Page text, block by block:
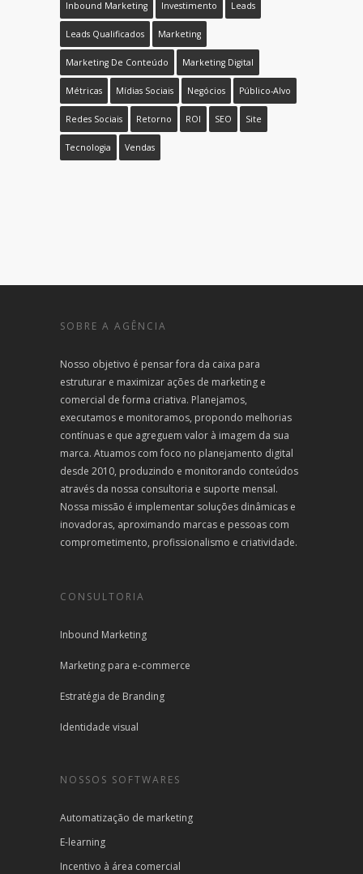
Inbound Marketing Investimento Leads
Leads Qualificados Marketing
Marketing De Conteúdo Marketing Digital
Métricas Mídias Sociais Negócios Público-Alvo
Redes Sociais Retorno ROI SEO Site
Tecnologia Vendas
SOBRE A AGÊNCIA
Nosso objetivo é pensar fora da caixa para
estruturar e maximizar ações de marketing e
comercial de forma criativa. Planejamos,
executamos e monitoramos, propondo melhorias
contínuas e que agreguem valor à imagem da sua
marca. Atuamos com foco no planejamento digital
desde 2010, produzindo e monitorando conteúdos
através da nossa consultoria e suporte mensal.
Nossa missão é implementar soluções dinâmicas e
inovadoras, aproximando marcas e pessoas com
comprometimento, profissionalismo e criatividade.
CONSULTORIA
Inbound Marketing
Marketing para e-commerce
Estratégia de Branding
Identidade visual
NOSSOS SOFTWARES
Automatização de marketing
E-learning
Incentivo à área comercial